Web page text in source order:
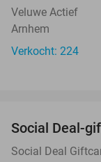
Veluwe Actief
Arnhem
Verkocht: 224
Social Deal-
Social Deal